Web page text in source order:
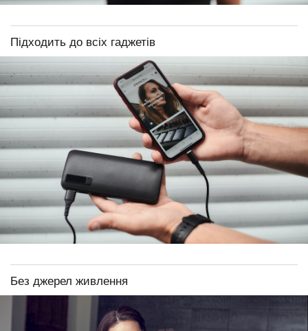
Підходить до всіх гаджетів
Без джерел живлення